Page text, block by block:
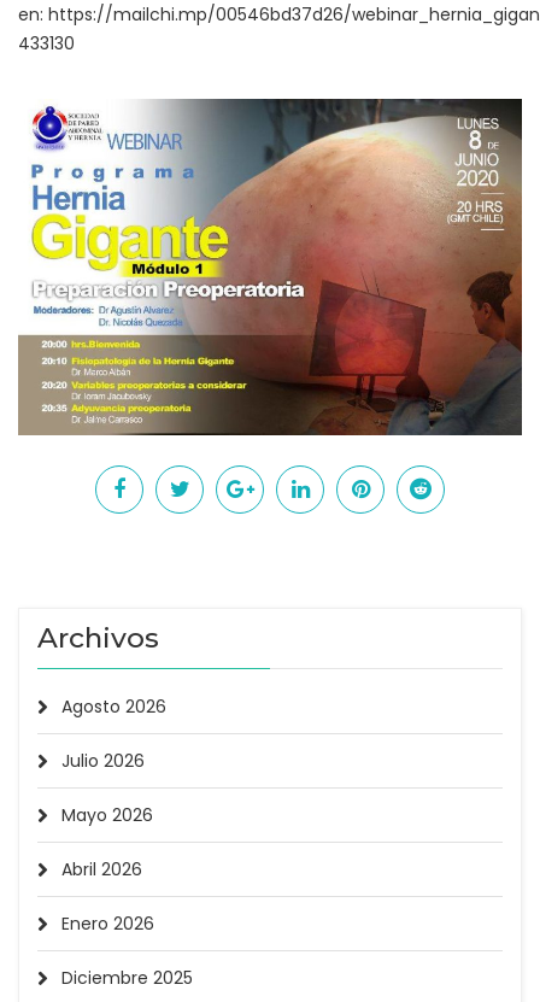
en: https://mailchi.mp/00546bd37d26/
433130
Archivos
Agosto 2026
Julio 2026
Mayo 2026
Abril 2026
Enero 2026
Diciembre 2025